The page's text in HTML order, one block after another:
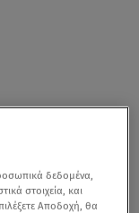
δεδομένα,
στοιχεία, και
Αποδοχή, θα